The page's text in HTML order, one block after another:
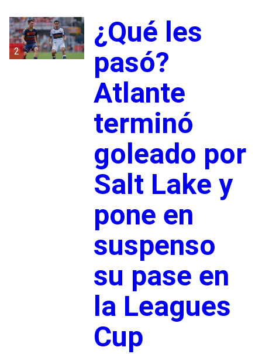
2
¿Qué les
pasó?
Atlante
terminó
goleado por
Salt Lake y
pone en
suspenso
su pase en
la Leagues
Cup